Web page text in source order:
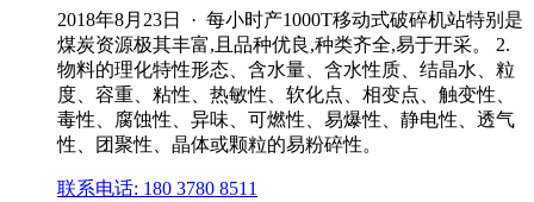
2018年8月23日 · 每小时产1000T移动式破碎机站特别是
煤炭资源极其丰富,且品种优良,种类齐全,易于开采。 2.
物料的理化特性形态、含水量、含水性质、结晶水、粒
度、容重、粘性、热敏性、软化点、相变点、触变性、
毒性、腐蚀性、异味、可燃性、易爆性、静电性、透气
性、团聚性、晶体或颗粒的易粉碎性。
联系电话: 180 3780 8511